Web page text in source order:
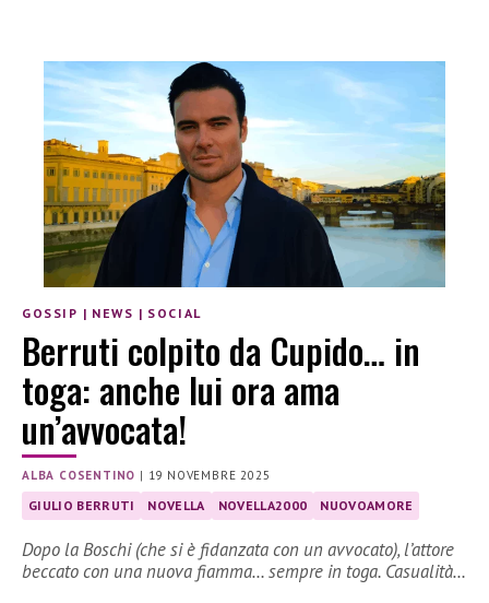
GOSSIP | NEWS | SOCIAL
Berruti colpito da Cupido… in
toga: anche lui ora ama
un’avvocata!
ALBA COSENTINO | 19 NOVEMBRE 2025
GIULIO BERRUTI NOVELLA NOVELLA2000 NUOVOAMORE
Dopo la Boschi (che si è fidanzata con un avvocato), l’attore
beccato con una nuova fiamma… sempre in toga. Casualità…